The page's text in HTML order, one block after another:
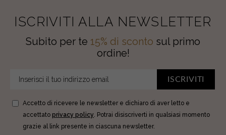
ISCRIVITI ALLA NEWSLETTER
Subito per te 15% di sconto sul primo
ordine!
ISCRIVITI
Accetto di ricevere le newsletter e dichiaro di aver letto e
accettato privacy policy. Potrai disiscriverti in qualsiasi momento
grazie al link presente in ciascuna newsletter.